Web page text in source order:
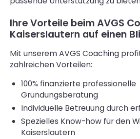
Ihre Vorteile beim AVGS
Kaiserslautern auf einen
Mit unserem AVGS Coaching
zahlreichen Vorteilen:
100% finanzierte professionelle
Gründungsberatung
Individuelle Betreuung durch
Spezielles Know-how für den
Kaiserslautern